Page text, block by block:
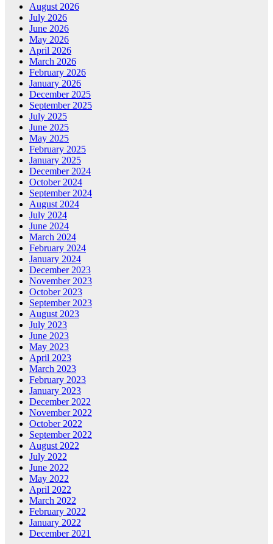
August 2026
July 2026
June 2026
May 2026
April 2026
March 2026
February 2026
January 2026
December 2025
September 2025
July 2025
June 2025
May 2025
February 2025
January 2025
December 2024
October 2024
September 2024
August 2024
July 2024
June 2024
March 2024
February 2024
January 2024
December 2023
November 2023
October 2023
September 2023
August 2023
July 2023
June 2023
May 2023
April 2023
March 2023
February 2023
January 2023
December 2022
November 2022
October 2022
September 2022
August 2022
July 2022
June 2022
May 2022
April 2022
March 2022
February 2022
January 2022
December 2021